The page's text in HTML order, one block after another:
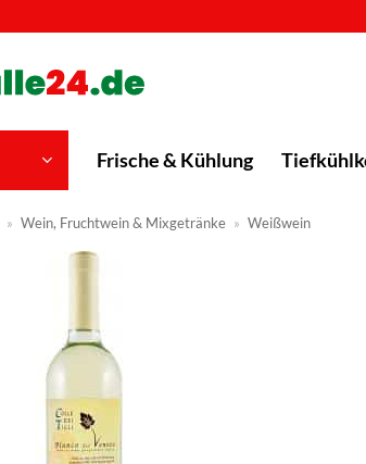
Frische & Kühlung
» Wein, Fruchtwein & Mixgetränke » Weißwein